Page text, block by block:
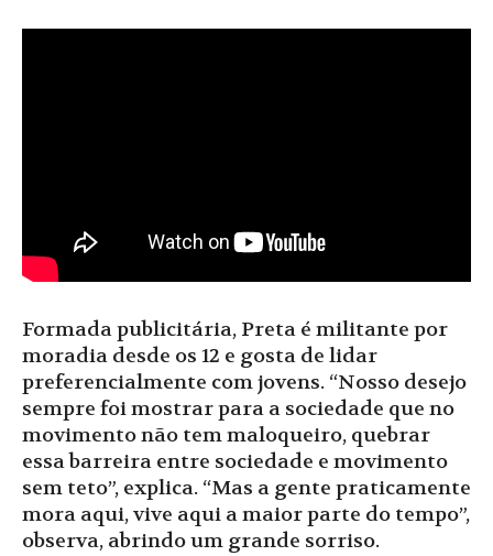
Formada publicitária, Preta é militante por
moradia desde os 12 e gosta de lidar
preferencialmente com jovens. “Nosso desejo
sempre foi mostrar para a sociedade que no
movimento não tem maloqueiro, quebrar
essa barreira entre sociedade e movimento
sem teto”, explica. “Mas a gente praticamente
mora aqui, vive aqui a maior parte do tempo”,
observa, abrindo um grande sorriso.